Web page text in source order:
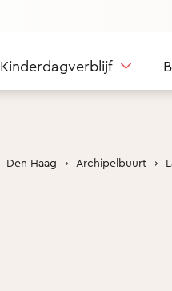
Kinderdagverblijf
Den Haag Archipelbuurt